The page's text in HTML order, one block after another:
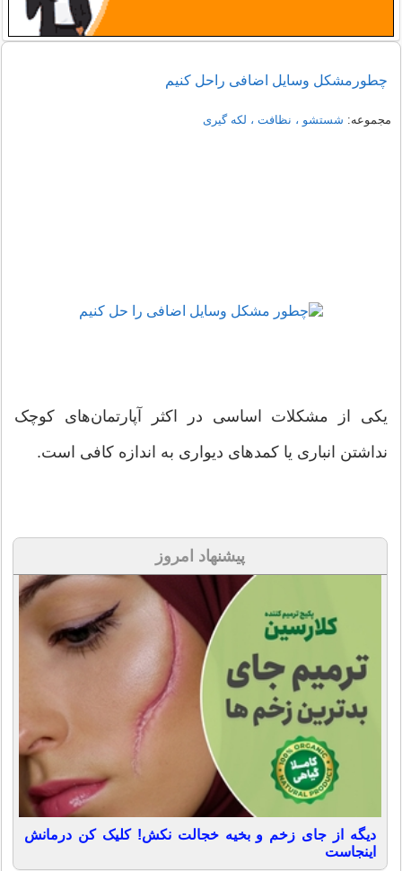
چطورمشکل وسایل اضافی راحل کنیم
مجموعه: شستشو ، نظافت ، لکه گیری
یکی از مشکلات اساسی در اکثر آپارتمان‌های کوچک
نداشتن انباری یا کمدهای دیواری به اندازه کافی است.
پیشنهاد امروز
دیگه از جای زخم و بخیه خجالت نکش! کلیک کن درمانش
اینجاست